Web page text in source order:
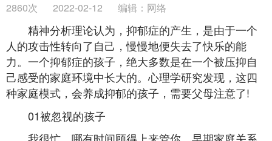
2860次 2022-02-12 编辑：网络
精神分析理论认为，抑郁症的产生，是由于一个
人的攻击性转向了自己，慢慢地便失去了快乐的能
力。一个抑郁症的孩子，绝大多数是在一个被压抑自
己感受的家庭环境中长大的。心理学研究发现，这四
种家庭模式，会养成抑郁的孩子，需要父母注意了!
01被忽视的孩子